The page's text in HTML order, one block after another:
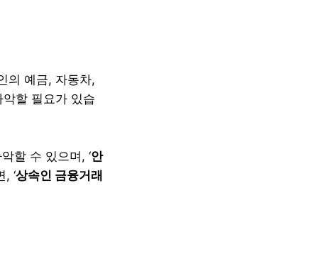
의 예금, 자동차,
할 필요가 있습
할 수 있으며, ‘안
‘상속인 금융거래